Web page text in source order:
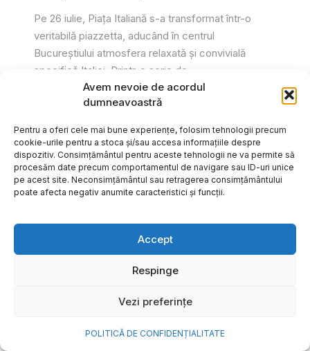
Avem nevoie de acordul
dumneavoastră
Pentru a oferi cele mai bune experiențe, folosim tehnologii precum
cookie-urile pentru a stoca și/sau accesa informațiile despre
dispozitiv. Consimțământul pentru aceste tehnologii ne va permite să
procesăm date precum comportamentul de navigare sau ID-uri unice
pe acest site. Neconsimțământul sau retragerea consimțământului
poate afecta negativ anumite caracteristici și funcții.
Accept
Respinge
Vezi preferințe
POLITICĂ DE CONFIDENȚIALITATE
Pe 26 iulie, Piața Italiană s-a transformat într-o
veritabilă piazzetta, aducând în centrul
Bucureștiului atmosfera relaxată și convivială
specifică Italiei. Printr-o serie de...
Gabriel Barliga
frumoase amintiri ale verii într-